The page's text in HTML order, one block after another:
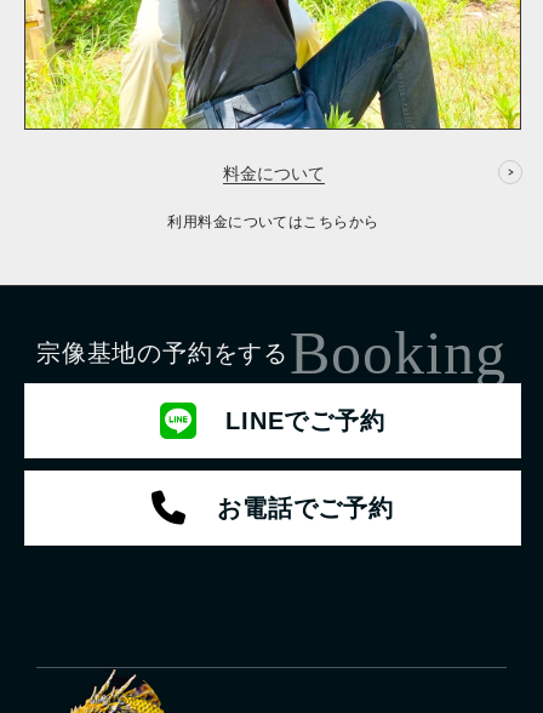
料金について
利用料金についてはこちらから
Booking
宗像基地の予約をする
LINEでご予約
お電話でご予約